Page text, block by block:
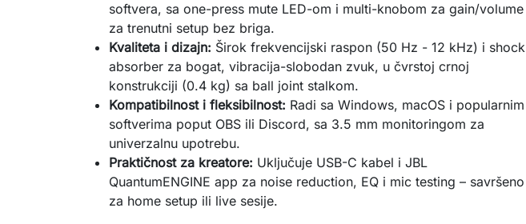
softvera, sa one-press mute LED-om i multi-knobom za gain/volume
za trenutni setup bez briga.
Kvaliteta i dizajn: Širok frekvencijski raspon (50 Hz - 12 kHz) i shock
absorber za bogat, vibracija-slobodan zvuk, u čvrstoj crnoj
konstrukciji (0.4 kg) sa ball joint stalkom.
Kompatibilnost i fleksibilnost: Radi sa Windows, macOS i popularnim
softverima poput OBS ili Discord, sa 3.5 mm monitoringom za
univerzalnu upotrebu.
Praktičnost za kreatore: Uključuje USB-C kabel i JBL
QuantumENGINE app za noise reduction, EQ i mic testing – savršeno
za home setup ili live sesije.